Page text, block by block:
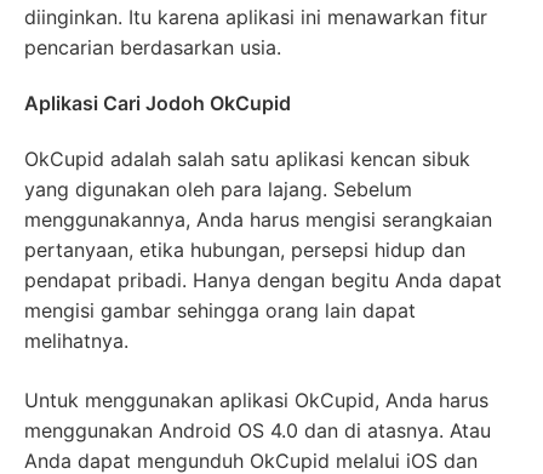
diinginkan. Itu karena aplikasi ini menawarkan fitur
pencarian berdasarkan usia.
Aplikasi Cari Jodoh OkCupid
OkCupid adalah salah satu aplikasi kencan sibuk
yang digunakan oleh para lajang. Sebelum
menggunakannya, Anda harus mengisi serangkaian
pertanyaan, etika hubungan, persepsi hidup dan
pendapat pribadi. Hanya dengan begitu Anda dapat
mengisi gambar sehingga orang lain dapat
melihatnya.
Untuk menggunakan aplikasi OkCupid, Anda harus
menggunakan Android OS 4.0 dan di atasnya. Atau
Anda dapat mengunduh OkCupid melalui iOS dan